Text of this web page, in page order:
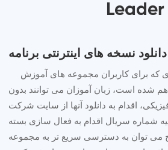
Leader
که برای کاربران مجموعه های آموزش
شده است، زبان آموزان می توانند بدون
اقدام به دانلود آنها از سایت شرکت
شماره سریال اقدام به فعال سازی بسته
می توان به دسترسی سریع تر به مجموعه